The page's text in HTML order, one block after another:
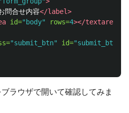
問合せ内容</label>
id="body" rows=4></textarea>
"submit_btn" id="submit_btn"
ラウザで開いて確認してみま